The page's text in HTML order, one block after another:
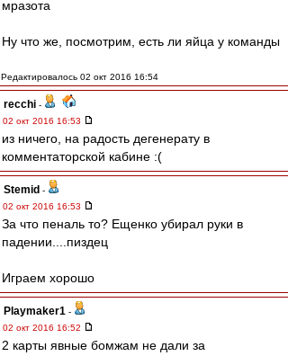
мразота
Ну что же, посмотрим, есть ли яйца у команды
Редактировалось 02 окт 2016 16:54
recchi -
02 окт 2016 16:53
из ничего, на радость дегенерату в
комментаторской кабине :(
Stemid -
02 окт 2016 16:53
За что пеналь то? Ещенко убирал руки в
падении....пиздец
Играем хорошо
Playmaker1 -
02 окт 2016 16:52
2 карты явные бомжам не дали за